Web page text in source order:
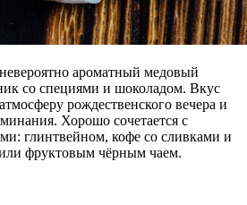
ароматный медовый
со специями и шоколадом. Вкус
рождественского вечера и
Хорошо сочетается с
глинтвейном, кофе со сливками и
фруктовым чёрным чаем.